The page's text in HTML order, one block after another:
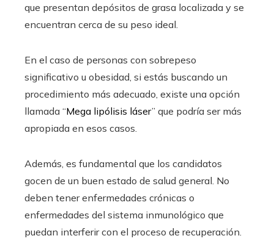
que presentan depósitos de grasa localizada y se
encuentran cerca de su peso ideal.
En el caso de personas con sobrepeso
significativo u obesidad, si estás buscando un
procedimiento más adecuado, existe una opción
llamada “Mega lipólisis láser” que podría ser más
apropiada en esos casos.
Además, es fundamental que los candidatos
gocen de un buen estado de salud general. No
deben tener enfermedades crónicas o
enfermedades del sistema inmunológico que
puedan interferir con el proceso de recuperación.